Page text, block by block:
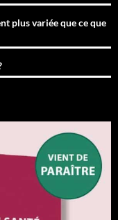
plus variée que ce que